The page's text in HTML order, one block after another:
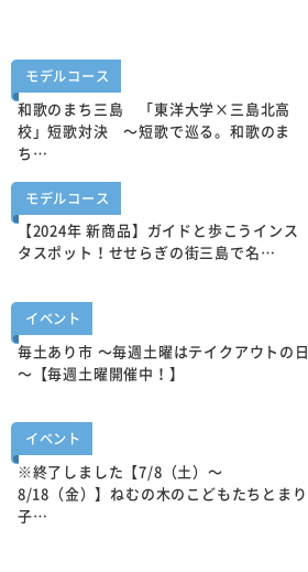
モデルコース
和歌のまち三島 「東洋大学×三島北高
校」短歌対決 ～短歌で巡る。和歌のま
ち…
モデルコース
【2024年 新商品】ガイドと歩こうインス
タスポット！せせらぎの街三島で名…
イベント
毎土あり市 ～毎週土曜はテイクアウトの日
～【毎週土曜開催中！】
イベント
※終了しました【7/8（土）～
8/18（金）】ねむの木のこどもたちとまり
子…